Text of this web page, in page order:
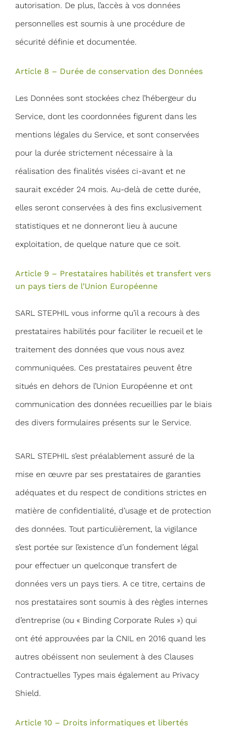
autorisation. De plus, l’accès à vos données
personnelles est soumis à une procédure de
sécurité définie et documentée.
Article 8 – Durée de conservation des Données
Les Données sont stockées chez l’hébergeur du
Service, dont les coordonnées figurent dans les
mentions légales du Service, et sont conservées
pour la durée strictement nécessaire à la
réalisation des finalités visées ci-avant et ne
saurait excéder 24 mois. Au-delà de cette durée,
elles seront conservées à des fins exclusivement
statistiques et ne donneront lieu à aucune
exploitation, de quelque nature que ce soit.
Article 9 – Prestataires habilités et transfert vers
un pays tiers de l’Union Européenne
SARL STEPHIL vous informe qu’il a recours à des
prestataires habilités pour faciliter le recueil et le
traitement des données que vous nous avez
communiquées. Ces prestataires peuvent être
situés en dehors de l’Union Européenne et ont
communication des données recueillies par le biais
des divers formulaires présents sur le Service.
SARL STEPHIL s’est préalablement assuré de la
mise en œuvre par ses prestataires de garanties
adéquates et du respect de conditions strictes en
matière de confidentialité, d’usage et de protection
des données. Tout particulièrement, la vigilance
s’est portée sur l’existence d’un fondement légal
pour effectuer un quelconque transfert de
données vers un pays tiers. A ce titre, certains de
nos prestataires sont soumis à des règles internes
d’entreprise (ou « Binding Corporate Rules ») qui
ont été approuvées par la CNIL en 2016 quand les
autres obéissent non seulement à des Clauses
Contractuelles Types mais également au Privacy
Shield.
Article 10 – Droits informatiques et libertés